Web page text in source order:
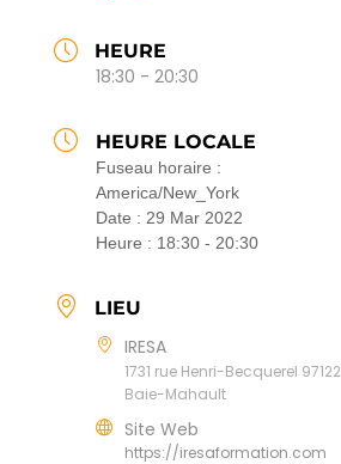
HEURE
18:30 - 20:30
HEURE LOCALE
Fuseau horaire :
America/New_York
Date : 29 Mar 2022
Heure : 18:30 - 20:30
LIEU
IRESA
1731 rue Henri-Becquerel 97122
Baie-Mahault
Site Web
https://iresaformation.com